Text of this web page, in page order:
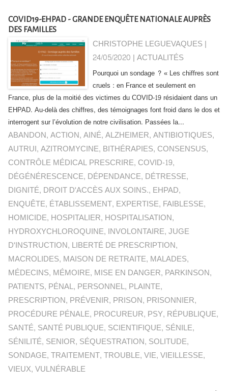
COVID19-EHPAD - GRANDE ENQUÊTE NATIONALE AUPRÈS
DES FAMILLES
CHRISTOPHE LEGUEVAQUES |
24/05/2020 |ACTUALITÉS
Pourquoi un sondage ? « Les chiffres sont
cruels : en France et seulement en
France, plus de la moitié des victimes du COVID-19 résidaient dans un
EHPAD. Au-delà des chiffres, des témoignages font froid dans le dos et
interrogent sur l’évolution de notre civilisation. Passées la...
ABANDON,ACTION,AINÉ,ALZHEIMER,ANTIBIOTIQUES,
AUTRUI,AZITROMYCINE, BITHÉRAPIES, CONSENSUS,
CONTRÔLE MÉDICAL PRESCRIRE, COVID-19,
DÉGÉNÉRESCENCE, DÉPENDANCE, DÉTRESSE,
DIGNITÉ, DROIT D'ACCÈS AUX SOINS., EHPAD,
ENQUÊTE, ÉTABLISSEMENT, EXPERTISE, FAIBLESSE,
HOMICIDE, HOSPITALIER, HOSPITALISATION,
HYDROXYCHLOROQUINE, INVOLONTAIRE,JUGE
D'INSTRUCTION, LIBERTÉ DE PRESCRIPTION,
MACROLIDES, MAISON DE RETRAITE, MALADES,
MÉDECINS, MÉMOIRE, MISE EN DANGER, PARKINSON,
PATIENTS, PÉNAL, PERSONNEL, PLAINTE,
PRESCRIPTION, PRÉVENIR, PRISON, PRISONNIER,
PROCÉDURE PÉNALE, PROCUREUR, PSY, RÉPUBLIQUE,
SANTÉ, SANTÉ PUBLIQUE, SCIENTIFIQUE, SÉNILE,
SÉNILITÉ, SENIOR, SÉQUESTRATION, SOLITUDE,
SONDAGE,TRAITEMENT,TROUBLE,VIE,VIEILLESSE,
VIEUX,VULNÉRABLE